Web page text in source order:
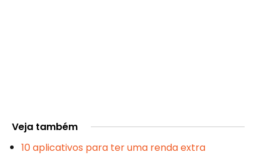
Veja também
10 aplicativos para ter uma renda extra